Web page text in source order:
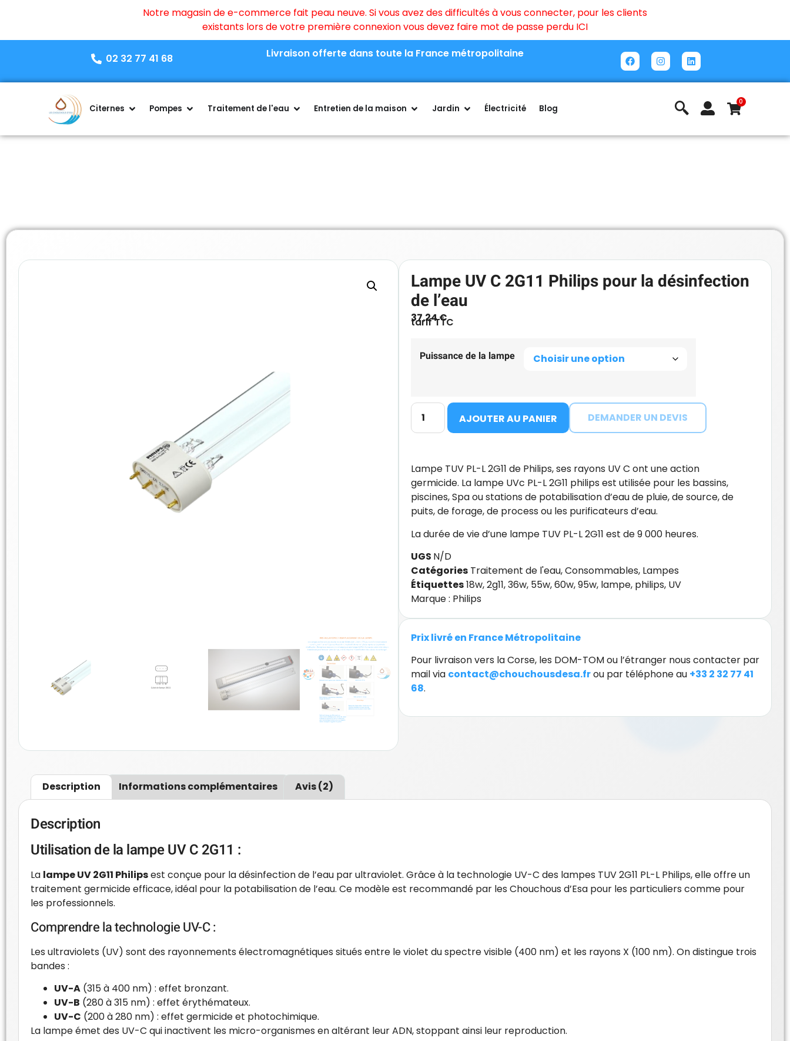
Notre magasin de e-commerce fait peau neuve. Si vous avez des difficultés à vous connecter, pour les clients
existants lors de votre première connexion vous devez faire mot de passe perdu ICI
02 32 77 41 68 Livraison offerte dans toute la France métropolitaine
Citernes Pompes Traitement de l'eau Entretien de la maison Jardin Électricité Blog
0
Lampe UV C 2G11 Philips pour la désinfection
de l’eau
37.24€
tarif TTC
Puissance de la lampe
AJOUTER AU PANIER DEMANDER UN DEVIS
Lampe TUV PL-L 2G11 de Philips, ses rayons UV C ont une action
germicide. La lampe UVc PL-L 2G11 philips est utilisée pour les bassins,
piscines, Spa ou stations de potabilisation d’eau de pluie, de source, de
puits, de forage, de process ou les purificateurs d’eau.
La durée de vie d’une lampe TUV PL-L 2G11 est de 9 000 heures.
UGS N/D
Catégories Traitement de l'eau,Consommables, Lampes
Étiquettes18w,2g11,36w, 55w,60w,95w, lampe, philips, UV
Marque : Philips
Prix livré en France Métropolitaine
Pour livraison vers la Corse, les DOM-TOM ou l’étranger nous contacter par
mail via contact@chouchousdesa.frou par téléphone au +33 2 32 77 41
68.
Description Informations complémentaires Avis (2)
Description
Utilisation de la lampe UV C 2G11 :
La lampe UV 2G11 Philipsest conçue pour la désinfection de l’eau par ultraviolet. Grâce à la technologie UV-C des lampes TUV 2G11 PL-L Philips, elle offre un
traitement germicide efficace, idéal pour la potabilisation de l’eau. Ce modèle est recommandé par les Chouchous d’Esa pour les particuliers comme pour
les professionnels.
Comprendre la technologie UV-C :
Les ultraviolets (UV) sont des rayonnements électromagnétiques situés entre le violet du spectre visible (400 nm) et les rayons X (100 nm). On distingue trois
bandes :
UV-A (315 à 400 nm) : effet bronzant.
UV-B (280 à 315 nm) : effet érythémateux.
UV-C (200 à 280 nm) : effet germicide et photochimique.
La lampe émet des UV-C qui inactivent les micro-organismes en altérant leur ADN, stoppant ainsi leur reproduction.